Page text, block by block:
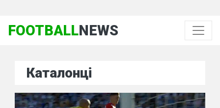
FOOTBALLNEWS
Каталонці